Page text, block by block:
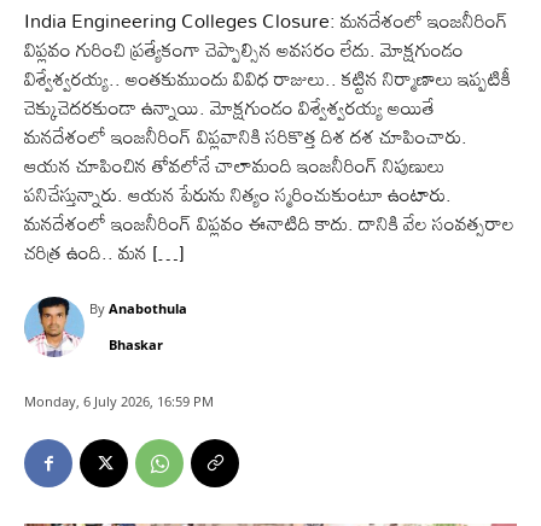
India Engineering Colleges Closure: మనదేశంలో ఇంజనీరింగ్
విప్లవం గురించి ప్రత్యేకంగా చెప్పాల్సిన అవసరం లేదు. మోక్షగుండం
విశ్వేశ్వరయ్య.. అంతకుముందు వివిధ రాజులు.. కట్టిన నిర్మాణాలు ఇప్పటికీ
చెక్కుచెదరకుండా ఉన్నాయి. మోక్షగుండం విశ్వేశ్వరయ్య అయితే
మనదేశంలో ఇంజనీరింగ్ విప్లవానికి సరికొత్త దిశ దశ చూపించారు.
ఆయన చూపించిన తోవలోనే చాలామంది ఇంజనీరింగ్ నిపుణులు
పనిచేస్తున్నారు. ఆయన పేరును నిత్యం స్మరించుకుంటూ ఉంటారు.
మనదేశంలో ఇంజనీరింగ్ విప్లవం ఈనాటిది కాదు. దానికి వేల సంవత్సరాల
చరిత్ర ఉంది.. మన […]
By Anabothula
Bhaskar
Monday, 6 July 2026, 16:59 PM